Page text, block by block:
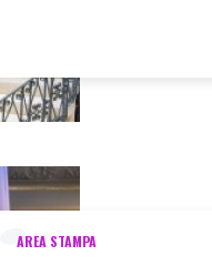
AREA STAMPA